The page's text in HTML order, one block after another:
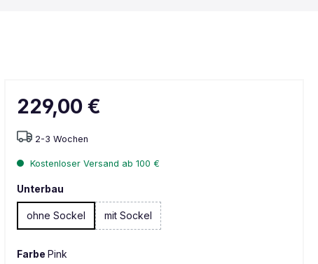
229,00 €
2-3 Wochen
Kostenloser Versand ab 100 €
Unterbau
ohne Sockel mit Sockel
Farbe Pink